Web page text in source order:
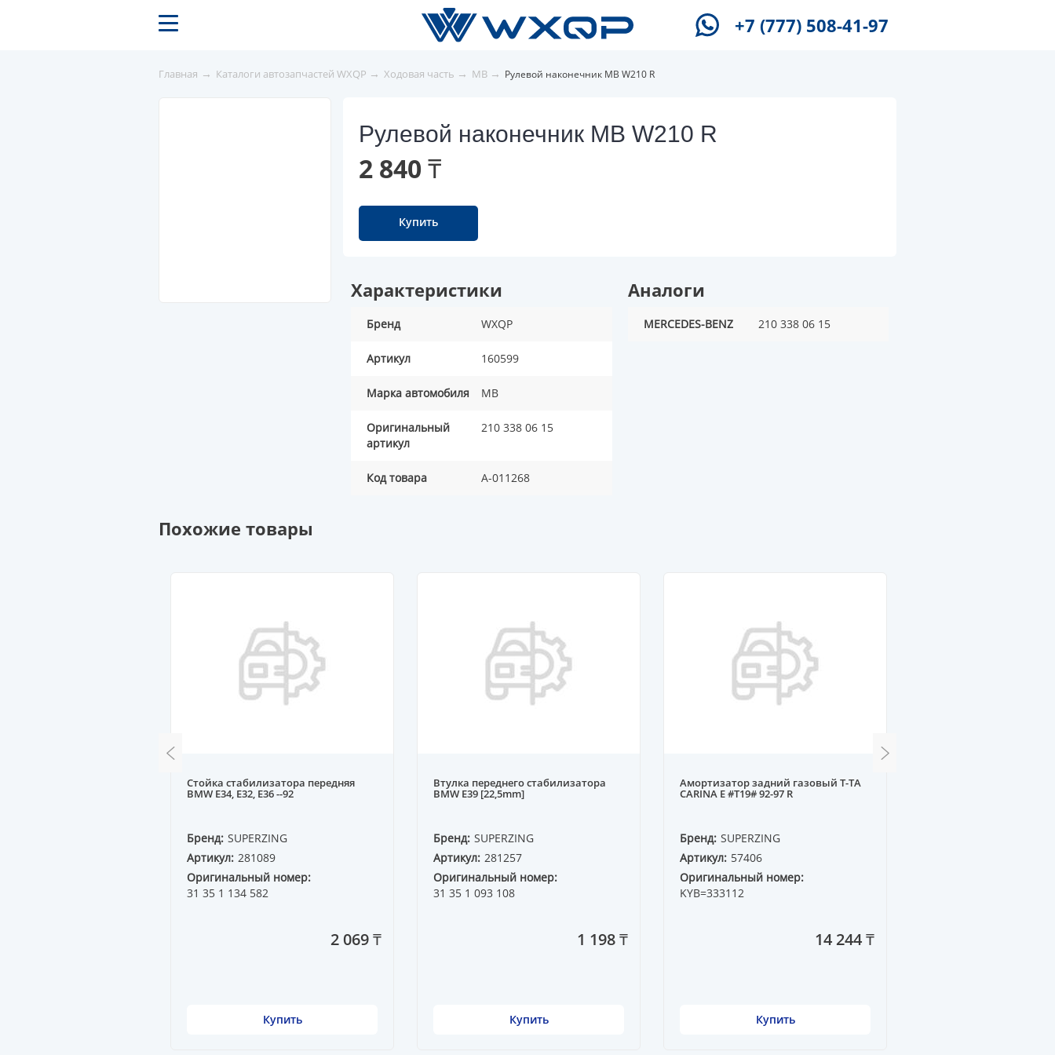
+7 (777) 508-41-97
Главная → Каталоги автозапчастей WXQP → Ходовая часть → MB → Рулевой наконечник MB W210 R
Рулевой наконечник MB W210 R
2 840 ₸
Купить
Характеристики
Бренд WXQP
Артикул 160599
Марка автомобиля MB
Оригинальный
артикул
210 338 06 15
Код товара A-011268
Аналоги
MERCEDES-BENZ 210 338 06 15
Похожие товары
Стойка стабилизатора передняя
BMW E34, E32, E36 --92
Бренд: SUPERZING
Артикул: 281089
Оригинальный номер:
31 35 1 134 582
2 069 ₸
Купить
Втулка переднего стабилизатора
BMW E39 [22,5mm]
Бренд: SUPERZING
Артикул: 281257
Оригинальный номер:
31 35 1 093 108
1 198 ₸
Купить
Амортизатор задний газовый T-TA
CARINA E #T19# 92-97 R
Бренд: SUPERZING
Артикул: 57406
Оригинальный номер:
KYB=333112
14 244 ₸
Купить